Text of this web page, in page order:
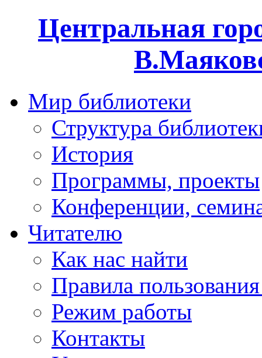
Центральная
Мир библиотеки
Структура
История
Программы, проекты
Конференции,
Читателю
Как нас найти
Правила
Режим работы
Контакты